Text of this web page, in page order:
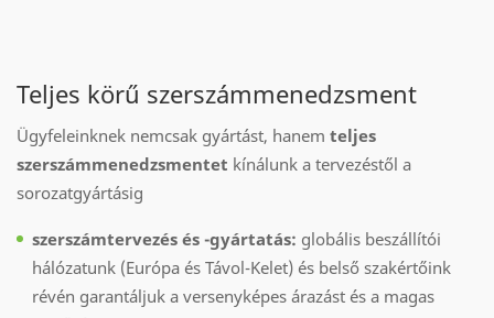
Teljes körű szerszámmenedzsment
Ügyfeleinknek nemcsak gyártást, hanem teljes
szerszámmenedzsmentet kínálunk a tervezéstől a
sorozatgyártásig
szerszámtervezés és -gyártatás: globális beszállítói
hálózatunk (Európa és Távol-Kelet) és belső szakértőink
révén garantáljuk a versenyképes árazást és a magas